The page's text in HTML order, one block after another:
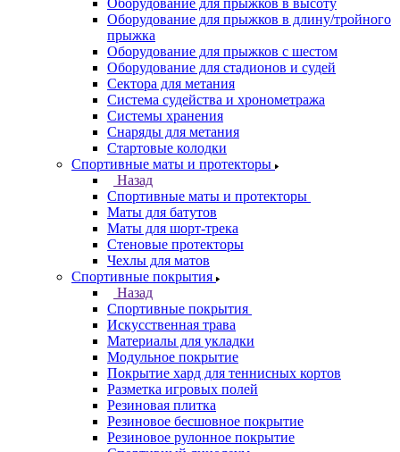
Оборудование для прыжков в высоту
Оборудование для прыжков в длину/тройного
прыжка
Оборудование для прыжков с шестом
Оборудование для стадионов и судей
Сектора для метания
Система судейства и хронометража
Системы хранения
Снаряды для метания
Стартовые колодки
Спортивные маты и протекторы
Назад
Спортивные маты и протекторы
Маты для батутов
Маты для шорт-трека
Стеновые протекторы
Чехлы для матов
Спортивные покрытия
Назад
Спортивные покрытия
Искусственная трава
Материалы для укладки
Модульное покрытие
Покрытие хард для теннисных кортов
Разметка игровых полей
Резиновая плитка
Резиновое бесшовное покрытие
Резиновое рулонное покрытие